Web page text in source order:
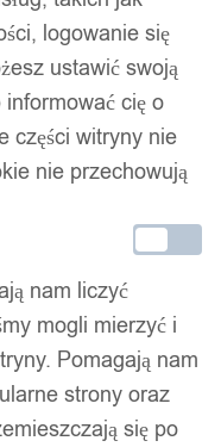
logowanie się
ustawić swoją
cię o
części witryny nie
nie przechowują
nam liczyć
mogli mierzyć i
Pomagają nam
strony oraz
się po